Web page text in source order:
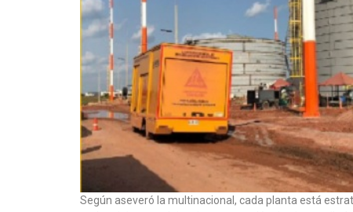
Según aseveró la multinacional, cada planta está